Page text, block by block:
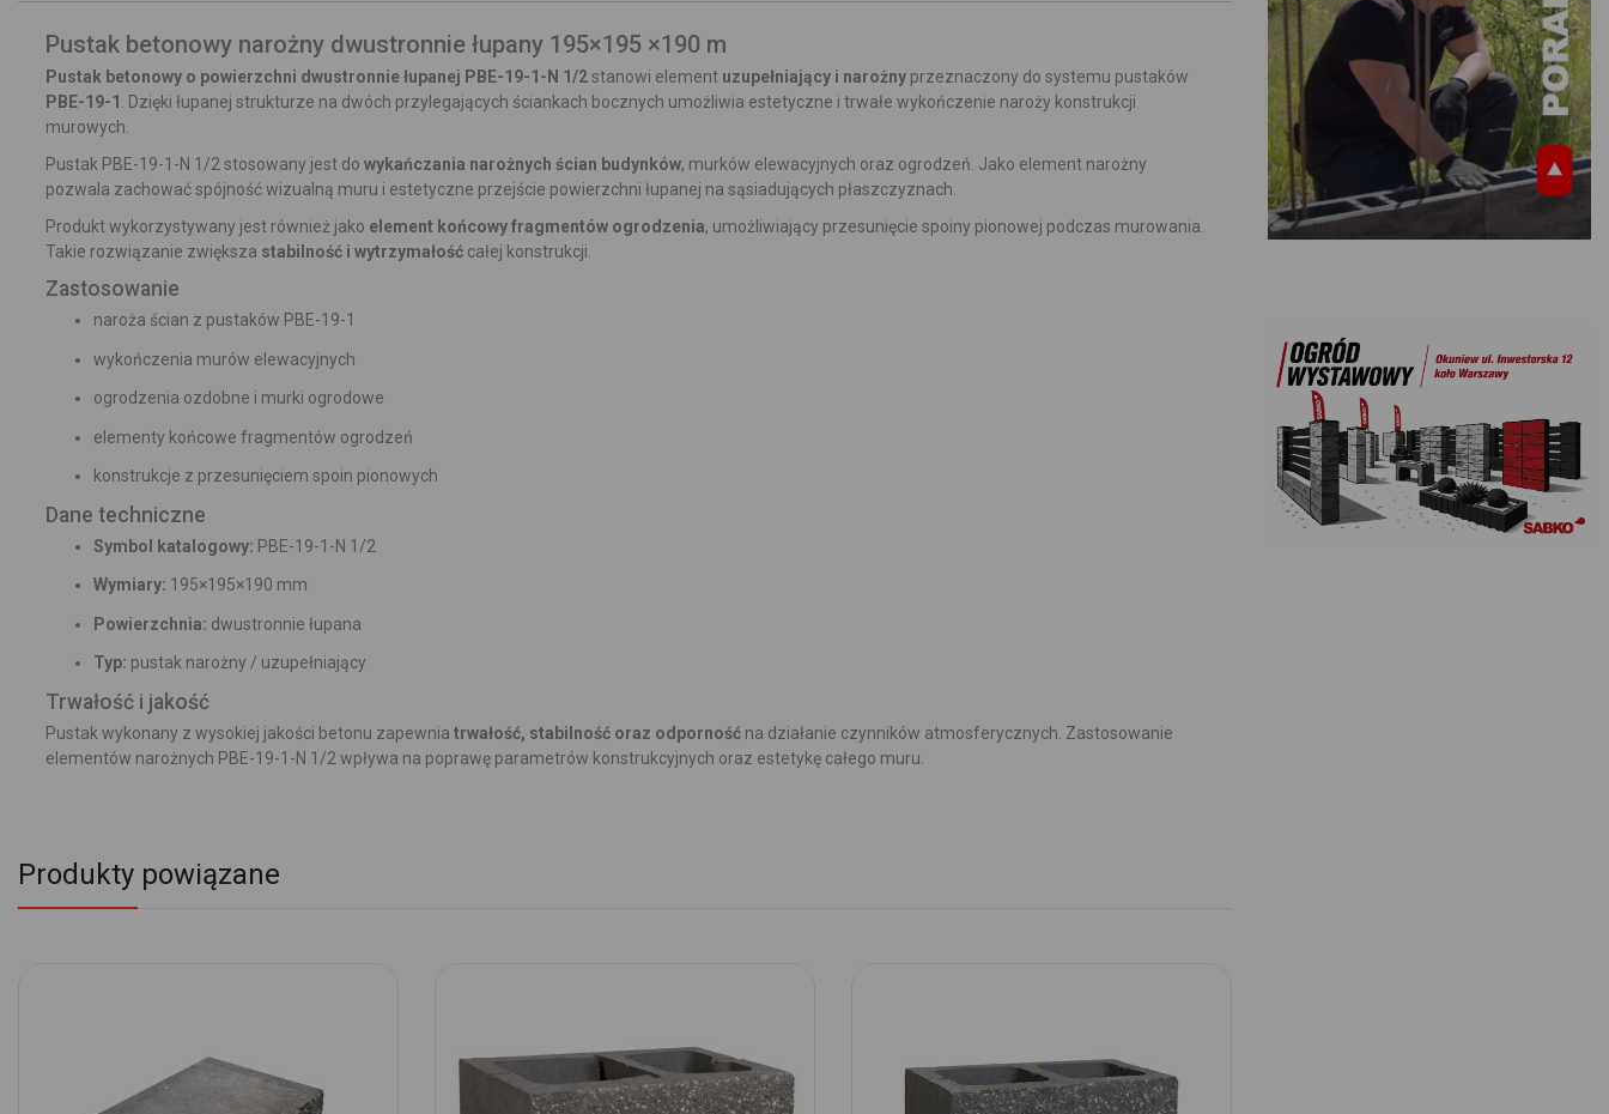
Pustak betonowy narożny dwustronnie łupany 195×195 ×190 m
Pustak betonowy o powierzchni dwustronnie łupanej PBE-19-1-N 1/2stanowi element uzupełniający i narożny przeznaczony do systemu pustaków
PBE-19-1
. Dzięki łupanej strukturze na dwóch przylegających ściankach bocznych umożliwia estetyczne i trwałe wykończenie naroży konstrukcji
murowych.
Pustak PBE-19-1-N 1/2 stosowany jest do wykańczania narożnych ścian budynków, murków elewacyjnych oraz ogrodzeń. Jako element narożny
pozwala zachować spójność wizualną muru i estetyczne przejście powierzchni łupanej na sąsiadujących płaszczyznach.
Produkt wykorzystywany jest również jako element końcowy fragmentów ogrodzenia, umożliwiający przesunięcie spoiny pionowej podczas murowania.
Takie rozwiązanie zwiększa stabilność i wytrzymałość całej konstrukcji.
Zastosowanie
naroża ścian z pustaków PBE-19-1
wykończenia murów elewacyjnych
ogrodzenia ozdobne i murki ogrodowe
elementy końcowe fragmentów ogrodzeń
konstrukcje z przesunięciem spoin pionowych
Dane techniczne
Symbol katalogowy: PBE-19-1-N 1/2
Wymiary: 195×195×190 mm
Powierzchnia: dwustronnie łupana
Typ: pustak narożny / uzupełniający
Trwałość i jakość
Pustak wykonany z wysokiej jakości betonu zapewnia trwałość, stabilność oraz odporność na działanie czynników atmosferycznych. Zastosowanie
elementów narożnych PBE-19-1-N 1/2 wpływa na poprawę parametrów konstrukcyjnych oraz estetykę całego muru.
Produkty powiązane